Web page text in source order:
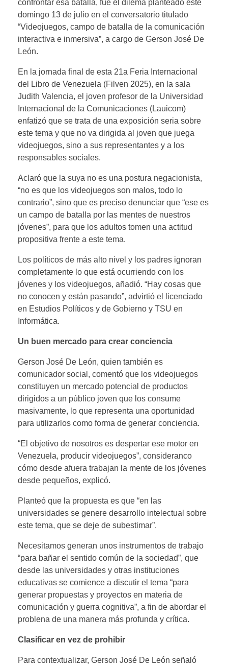
confrontar esa batalla, fue el dilema planteado este
domingo 13 de julio en el conversatorio titulado
“Videojuegos, campo de batalla de la comunicación
interactiva e inmersiva”, a cargo de Gerson José De
León.
En la jornada final de esta 21a Feria Internacional
del Libro de Venezuela (Filven 2025), en la sala
Judith Valencia, el joven profesor de la Universidad
Internacional de la Comunicaciones (Lauicom)
enfatizó que se trata de una exposición seria sobre
este tema y que no va dirigida al joven que juega
videojuegos, sino a sus representantes y a los
responsables sociales.
Aclaró que la suya no es una postura negacionista,
“no es que los videojuegos son malos, todo lo
contrario”, sino que es preciso denunciar que “ese es
un campo de batalla por las mentes de nuestros
jóvenes”, para que los adultos tomen una actitud
propositiva frente a este tema.
Los políticos de más alto nivel y los padres ignoran
completamente lo que está ocurriendo con los
jóvenes y los videojuegos, añadió. “Hay cosas que
no conocen y están pasando”, advirtió el licenciado
en Estudios Políticos y de Gobierno y TSU en
Informática.
Un buen mercado para crear conciencia
Gerson José De León, quien también es
comunicador social, comentó que los videojuegos
constituyen un mercado potencial de productos
dirigidos a un público joven que los consume
masivamente, lo que representa una oportunidad
para utilizarlos como forma de generar conciencia.
“El objetivo de nosotros es despertar ese motor en
Venezuela, producir videojuegos”, consideranco
cómo desde afuera trabajan la mente de los jóvenes
desde pequeños, explicó.
Planteó que la propuesta es que “en las
universidades se genere desarrollo intelectual sobre
este tema, que se deje de subestimar”.
Necesitamos generan unos instrumentos de trabajo
“para bañar el sentido común de la sociedad”, que
desde las universidades y otras instituciones
educativas se comience a discutir el tema “para
generar propuestas y proyectos en materia de
comunicación y guerra cognitiva”, a fin de abordar el
problena de una manera más profunda y crítica.
Clasificar en vez de prohibir
Para contextualizar, Gerson José De León señaló